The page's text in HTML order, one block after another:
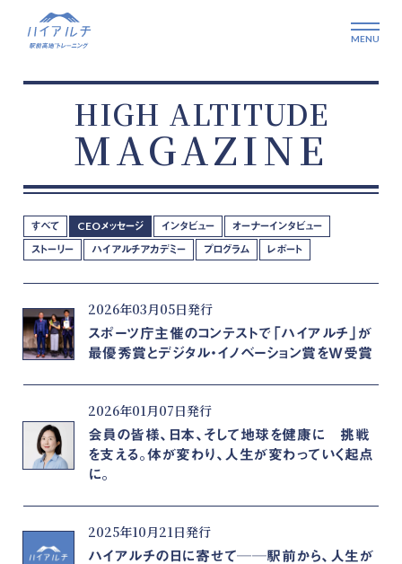
HIGH ALTITUDE
MAGAZINE
すべて CEOメッセージ インタビュー
オーナーインタビュー
ストーリー
ハイアルチアカデミー プログラム レポート
2026年03月05日発行
スポーツ庁主催のコンテストで「ハイアルチ」が
最優秀賞とデジタル・イノベーション賞をW受賞
2026年01月07日発行
会員の皆様、日本、そして地球を健康に 挑戦
を支える。体が変わり、人生が変わっていく起点
に。
2025年10月21日発行
ハイアルチの日に寄せて──駅前から、人生が